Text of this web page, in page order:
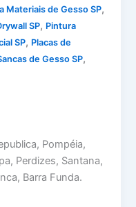
Materiais de Gesso SP,
SP, Pintura
SP, Placas de
de Gesso SP,
Pompéia,
Perdizes, Santana,
Barra Funda.